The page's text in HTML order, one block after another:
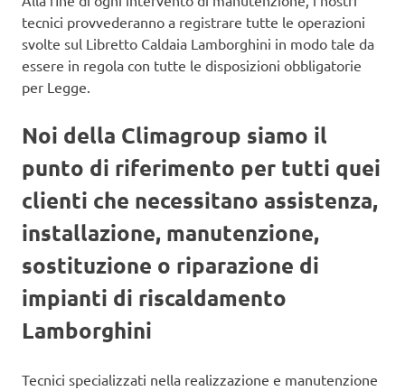
tecnici provvederanno a registrare tutte le operazioni
svolte sul Libretto Caldaia Lamborghini in modo tale da
essere in regola con tutte le disposizioni obbligatorie
per Legge.
Noi della Climagroup siamo il
punto di riferimento per tutti quei
clienti che necessitano assistenza,
installazione, manutenzione,
sostituzione o riparazione di
impianti di riscaldamento
Lamborghini
Tecnici specializzati nella realizzazione e manutenzione